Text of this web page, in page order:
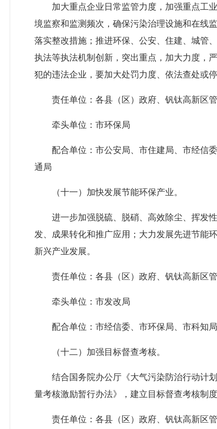
加大重点企业日常监管力度，加强重点工业
境监察和监测频次，确保污染治理设施和在线
落实整改措施；推进环保、公安、住建、城管
执法等执法机制创新，突出重点，加大力度，
犯的违法企业，要加大处罚力度、依法查处或
责任单位：各县（区）政府、钒钛高新区
牵头单位：市环保局
配合单位：市公安局、市住建局、市经信委
通局
（十一）加快发展节能环保产业。
进一步加强脱硫、脱硝、高效除尘、挥发性
发、成果转化和推广应用；大力发展先进节能
新兴产业发展。
责任单位：各县（区）政府、钒钛高新区管
牵头单位：市发改局
配合单位：市经信委、市环保局、市科知局
（十二）加强目标督查考核。
结合国务院办公厅《大气污染防治行动计划
量考核激励暂行办法》，建立目标督查考核制
责任单位：各县（区）政府、钒钛高新区